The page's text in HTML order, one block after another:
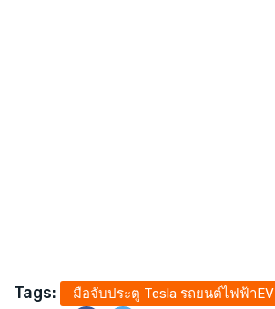
Tags: มือจับประตู Tesla รถยนต์ไฟฟ้าEV